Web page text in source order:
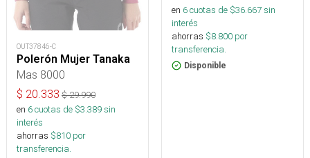
OUT37846-C
Polerón Mujer Tanaka
Mas 8000
$ 20.333 $29.990
en 6cuotas de $3.389sin
interés
ahorras $810 por
transferencia.
en 6cuotas de $36.667sin
interés
ahorras $8.800 por
transferencia.
Disponible